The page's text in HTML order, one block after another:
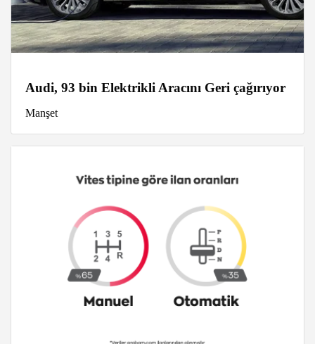
Audi, 93 bin Elektrikli Aracını Geri çağırıyor
Manşet